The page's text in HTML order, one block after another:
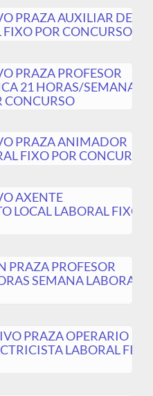
PRAZA AUXILIAR DE
POR CONCURSO
PRAZA PROFESOR
21 HORAS/SEMANA
CONCURSO
PRAZA ANIMADOR
FIXO POR CONCURSO
AXENTE
LOCAL LABORAL FIXO
PRAZA PROFESOR
SEMANA LABORAL
PRAZA OPERARIO
LABORAL FIXO